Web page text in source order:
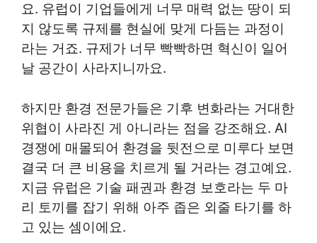
요. 유럽이 기업들에게 너무 매력 없는 땅이 되
지 않도록 규제를 현실에 맞게 다듬는 과정이
라는 거죠. 규제가 너무 빡빡하면 혁신이 일어
날 공간이 사라지니까요.
하지만 환경 전문가들은 기후 변화라는 거대한
위협이 사라진 게 아니라는 점을 강조해요. AI
경쟁에 매몰되어 환경을 뒷전으로 미루다 보면
결국 더 큰 비용을 치르게 될 거라는 경고예요.
지금 유럽은 기술 패권과 환경 보호라는 두 마
리 토끼를 잡기 위해 아주 좁은 외줄 타기를 하
고 있는 셈이에요.